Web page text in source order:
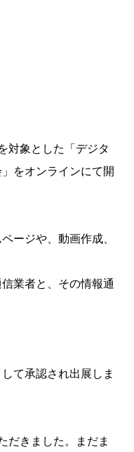
対象とした「デジタ
をオンラインにて開
ージや、動画作成、
業者と、その情報通
て承認され出展しま
だきました。まだま